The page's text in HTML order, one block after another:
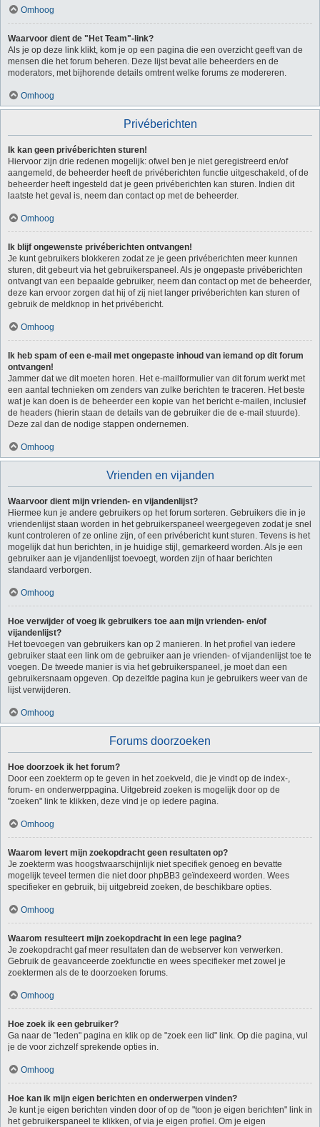
Omhoog
Waarvoor dient de "Het Team"-link?
Als je op deze link klikt, kom je op een pagina die een overzicht geeft van de
mensen die het forum beheren. Deze lijst bevat alle beheerders en de
moderators, met bijhorende details omtrent welke forums ze modereren.
Omhoog
Privéberichten
Ik kan geen privéberichten sturen!
Hiervoor zijn drie redenen mogelijk: ofwel ben je niet geregistreerd en/of
aangemeld, de beheerder heeft de privéberichten functie uitgeschakeld, of de
beheerder heeft ingesteld dat je geen privéberichten kan sturen. Indien dit
laatste het geval is, neem dan contact op met de beheerder.
Omhoog
Ik blijf ongewenste privéberichten ontvangen!
Je kunt gebruikers blokkeren zodat ze je geen privéberichten meer kunnen
sturen, dit gebeurt via het gebruikerspaneel. Als je ongepaste privéberichten
ontvangt van een bepaalde gebruiker, neem dan contact op met de beheerder,
deze kan ervoor zorgen dat hij of zij niet langer privéberichten kan sturen of
gebruik de meldknop in het privébericht.
Omhoog
Ik heb spam of een e-mail met ongepaste inhoud van iemand op dit forum
ontvangen!
Jammer dat we dit moeten horen. Het e-mailformulier van dit forum werkt met
een aantal technieken om zenders van zulke berichten te traceren. Het beste
wat je kan doen is de beheerder een kopie van het bericht e-mailen, inclusief
de headers (hierin staan de details van de gebruiker die de e-mail stuurde).
Deze zal dan de nodige stappen ondernemen.
Omhoog
Vrienden en vijanden
Waarvoor dient mijn vrienden- en vijandenlijst?
Hiermee kun je andere gebruikers op het forum sorteren. Gebruikers die in je
vriendenlijst staan worden in het gebruikerspaneel weergegeven zodat je snel
kunt controleren of ze online zijn, of een privébericht kunt sturen. Tevens is het
mogelijk dat hun berichten, in je huidige stijl, gemarkeerd worden. Als je een
gebruiker aan je vijandenlijst toevoegt, worden zijn of haar berichten
standaard verborgen.
Omhoog
Hoe verwijder of voeg ik gebruikers toe aan mijn vrienden- en/of
vijandenlijst?
Het toevoegen van gebruikers kan op 2 manieren. In het profiel van iedere
gebruiker staat een link om de gebruiker aan je vrienden- of vijandenlijst toe te
voegen. De tweede manier is via het gebruikerspaneel, je moet dan een
gebruikersnaam opgeven. Op dezelfde pagina kun je gebruikers weer van de
lijst verwijderen.
Omhoog
Forums doorzoeken
Hoe doorzoek ik het forum?
Door een zoekterm op te geven in het zoekveld, die je vindt op de index-,
forum- en onderwerppagina. Uitgebreid zoeken is mogelijk door op de
"zoeken" link te klikken, deze vind je op iedere pagina.
Omhoog
Waarom levert mijn zoekopdracht geen resultaten op?
Je zoekterm was hoogstwaarschijnlijk niet specifiek genoeg en bevatte
mogelijk teveel termen die niet door phpBB3 geïndexeerd worden. Wees
specifieker en gebruik, bij uitgebreid zoeken, de beschikbare opties.
Omhoog
Waarom resulteert mijn zoekopdracht in een lege pagina?
Je zoekopdracht gaf meer resultaten dan de webserver kon verwerken.
Gebruik de geavanceerde zoekfunctie en wees specifieker met zowel je
zoektermen als de te doorzoeken forums.
Omhoog
Hoe zoek ik een gebruiker?
Ga naar de "leden" pagina en klik op de "zoek een lid" link. Op die pagina, vul
je de voor zichzelf sprekende opties in.
Omhoog
Hoe kan ik mijn eigen berichten en onderwerpen vinden?
Je kunt je eigen berichten vinden door of op de "toon je eigen berichten" link in
het gebruikerspaneel te klikken, of via je eigen profiel. Om je eigen